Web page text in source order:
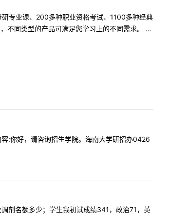
专业课、200多种职业资格考试、1100多种经典
不同类型的产品可满足您学习上的不同需求。 ...
:你好，请咨询招生学院。海南大学研招办0426
剂名额多少；学生我初试成绩341，政治71，英